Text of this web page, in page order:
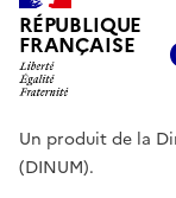
RÉPUBLIQUE
FRANÇAISE
Un produit de la
(DINUM).